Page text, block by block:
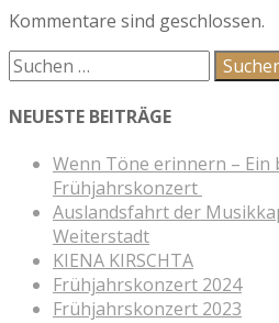
Kommentare sind geschlossen.
NEUESTE BEITRÄGE
Wenn Töne erinnern – Ein
Frühjahrskonzert
Auslandsfahrt der
Weiterstadt
KIENA KIRSCHTA
Frühjahrskonzert 2024
Frühjahrskonzert 2023